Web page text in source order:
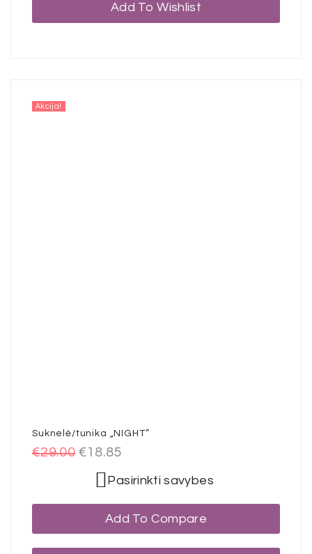
Add To Wishlist
Akcija!
Suknelė/tunika „NIGHT”
€29.00 €18.85
Pasirinkti savybes
Add To Compare